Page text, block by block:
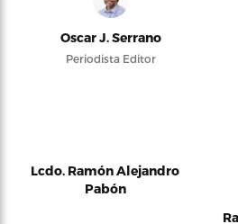
Oscar J. Serrano
Periodista Editor
Lcdo. Ramón Alejandro
Pabón